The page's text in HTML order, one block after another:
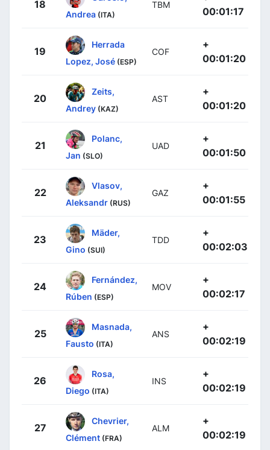
18
Andrea (ITA)
TBM
00:01:17
19
Herrada
Lopez, José (ESP)
COF
+
00:01:20
20
Zeits,
Andrey (KAZ)
AST
+
00:01:20
21
Polanc,
Jan (SLO)
UAD
+
00:01:50
22
Vlasov,
Aleksandr (RUS)
GAZ
+
00:01:55
23
Mäder,
Gino (SUI)
TDD
+
00:02:03
24
Fernández,
Rúben (ESP)
MOV
+
00:02:17
25
Masnada,
Fausto (ITA)
ANS
+
00:02:19
26
Rosa,
Diego (ITA)
INS
+
00:02:19
27
Chevrier,
Clément (FRA)
ALM
+
00:02:19